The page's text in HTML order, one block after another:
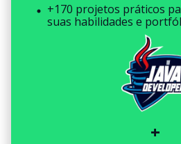
+170 projetos práticos
suas habilidades e
+